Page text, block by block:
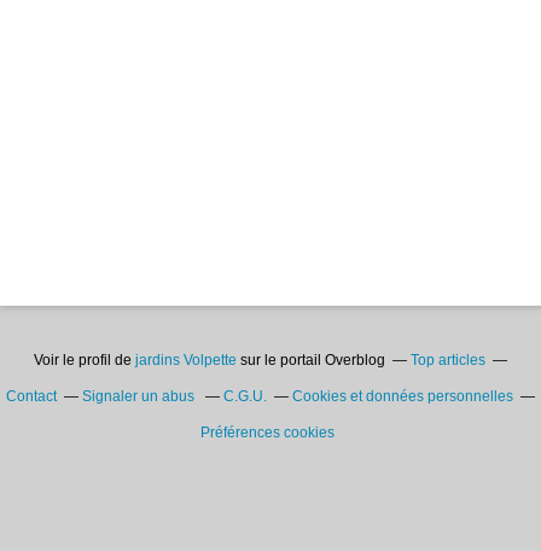
Voir le profil de jardins Volpette sur le portail Overblog Top articles
Contact Signaler un abus C.G.U. Cookies et données personnelles
Préférences cookies